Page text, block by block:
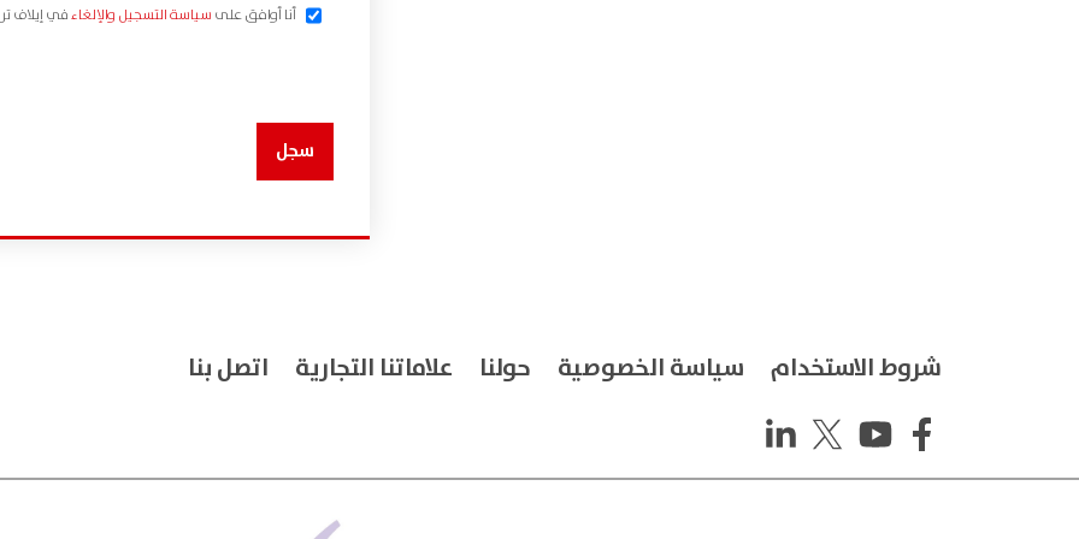
أنا أوافق على سياسة التسجيل والإلغاءفي إيلاف
سجل
اتصل بنا علاماتنا التجارية حولنا سياسة الخصوصية شروط الاستخدام